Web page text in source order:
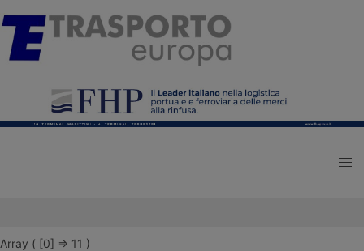
Array ( [0] => 11 )